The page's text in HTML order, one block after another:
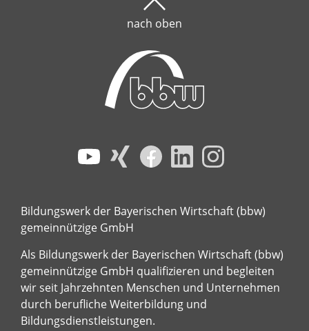
nach oben
Bildungswerk der Bayerischen Wirtschaft (bbw)
gemeinnützige GmbH
Als Bildungswerk der Bayerischen Wirtschaft (bbw)
gemeinnützige GmbH qualifizieren und begleiten
wir seit Jahrzehnten Menschen und Unternehmen
durch berufliche Weiterbildung und
Bildungsdienstleistungen.